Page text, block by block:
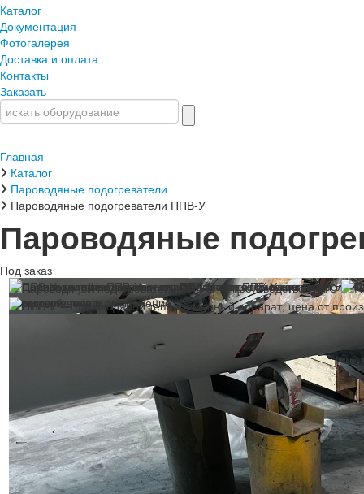
Каталог
Документация
Фотогалерея
Доставка и оплата
Контакты
Заказать
Главная
Каталог
Пароводяные подогреватели
Пароводяные подогреватели ППВ-У
Пароводяные
Под заказ